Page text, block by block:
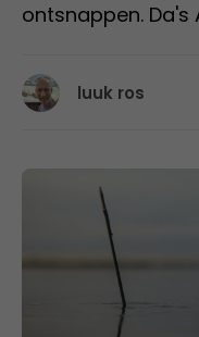
ontsnappen. Da's
luuk ros